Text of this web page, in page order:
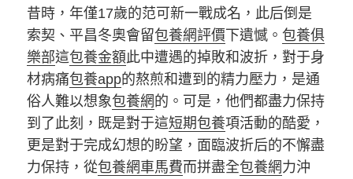
昔時，年僅17歲的范可新一戰成名，此后倒是
索契、平昌冬奧會留包養網評價下遺憾。包養俱
樂部這包養金額此中遭遇的掉敗和波折，對于身
材病痛包養app的熬煎和遭到的精力壓力，是通
俗人難以想象包養網的。可是，他們都盡力保持
到了此刻，既是對于這短期包養項活動的酷愛，
更是對于完成幻想的盼望，面臨波折后的不懈盡
力保持，從包養網車馬費而拼盡全包養網力沖